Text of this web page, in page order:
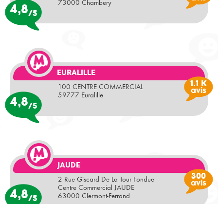
73000 Chambery
4,8/5
EURALILLE
100 CENTRE COMMERCIAL
59777 Euralille
4,8/5
1.1 K
avis
JAUDE
2 Rue Giscard De La Tour Fondue
Centre Commercial JAUDE
63000 Clermont-Ferrand
4,8/5
300
avis